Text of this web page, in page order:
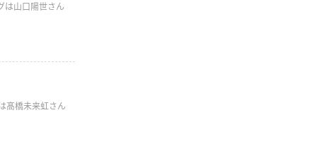
は山口陽世さん
髙橋未来虹さん